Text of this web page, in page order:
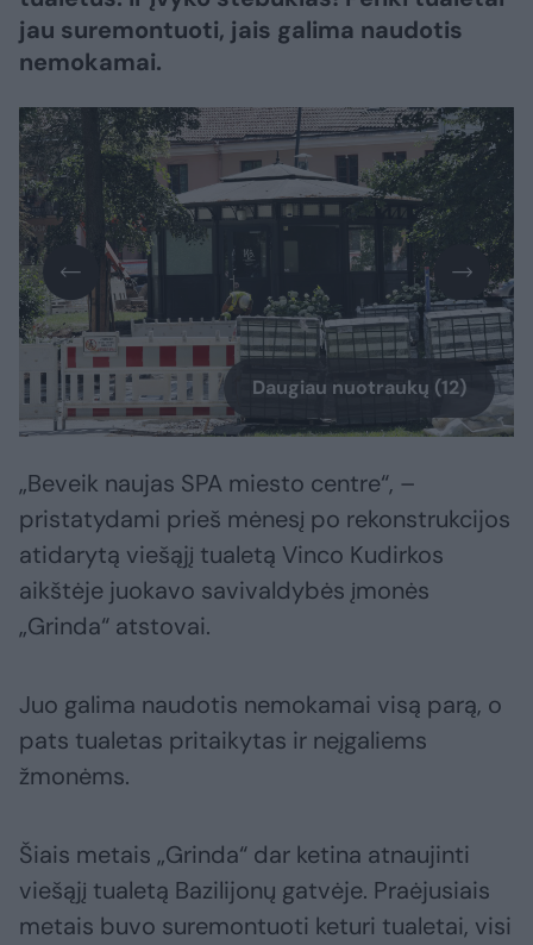
jau suremontuoti, jais galima naudotis
nemokamai.
Daugiau nuotraukų (12)
„Beveik naujas SPA miesto centre“, –
pristatydami prieš mėnesį po rekonstrukcijos
atidarytą viešąjį tualetą Vinco Kudirkos
aikštėje juokavo savivaldybės įmonės
„Grinda“ atstovai.
Juo galima naudotis nemokamai visą parą, o
pats tualetas pritaikytas ir neįgaliems
žmonėms.
Šiais metais „Grinda“ dar ketina atnaujinti
viešąjį tualetą Bazilijonų gatvėje. Praėjusiais
metais buvo suremontuoti keturi tualetai, visi